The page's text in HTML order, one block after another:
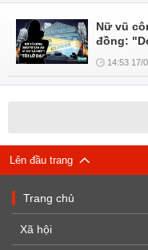
Nữ vũ
đồng:
14:53 17/
Lên đầu trang
Trang chủ
Xã hội